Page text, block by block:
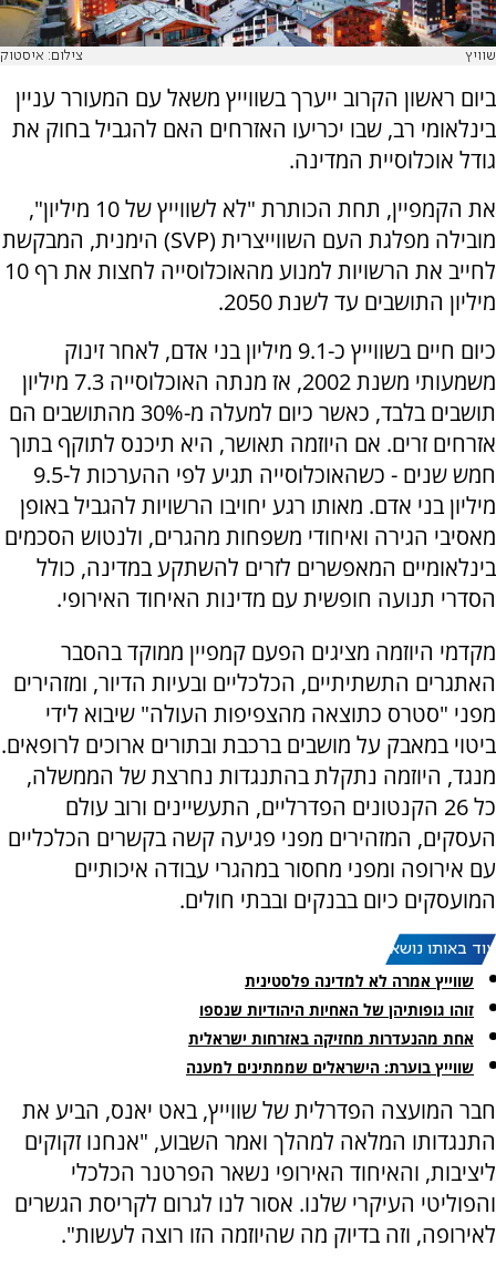
שוויץ צילום: איסטוק
ביום ראשון הקרוב ייערך בשווייץ משאל עם המעורר עניין
בינלאומי רב, שבו יכריעו האזרחים האם להגביל בחוק את
גודל אוכלוסיית המדינה.
את הקמפיין, תחת הכותרת "לא לשווייץ של 10 מיליון",
מובילה מפלגת העם השווייצרית (SVP) הימנית, המבקשת
לחייב את הרשויות למנוע מהאוכלוסייה לחצות את רף 10
מיליון התושבים עד לשנת 2050.
כיום חיים בשווייץ כ-9.1 מיליון בני אדם, לאחר זינוק
משמעותי משנת 2002, אז מנתה האוכלוסייה 7.3 מיליון
תושבים בלבד, כאשר כיום למעלה מ-30% מהתושבים הם
אזרחים זרים. אם היוזמה תאושר, היא תיכנס לתוקף בתוך
חמש שנים - כשהאוכלוסייה תגיע לפי ההערכות ל-9.5
מיליון בני אדם. מאותו רגע יחויבו הרשויות להגביל באופן
מאסיבי הגירה ואיחודי משפחות מהגרים, ולנטוש הסכמים
בינלאומיים המאפשרים לזרים להשתקע במדינה, כולל
הסדרי תנועה חופשית עם מדינות האיחוד האירופי.
מקדמי היוזמה מציגים הפעם קמפיין ממוקד בהסבר
האתגרים התשתיתיים, הכלכליים ובעיות הדיור, ומזהירים
מפני "סטרס כתוצאה מהצפיפות העולה" שיבוא לידי
ביטוי במאבק על מושבים ברכבת ובתורים ארוכים לרופאים.
מנגד, היוזמה נתקלת בהתנגדות נחרצת של הממשלה,
כל 26 הקנטונים הפדרליים, התעשיינים ורוב עולם
העסקים, המזהירים מפני פגיעה קשה בקשרים הכלכליים
עם אירופה ומפני מחסור במהגרי עבודה איכותיים
המועסקים כיום בבנקים ובבתי חולים.
עוד באותו נושא:
שווייץ אמרה לא למדינה פלסטינית
זוהו גופותיהן של האחיות היהודיות שנספו
אחת מהנעדרות מחזיקה באזרחות ישראלית
שווייץ בוערת: הישראלים שממתינים למענה
חבר המועצה הפדרלית של שווייץ, באט יאנס, הביע את
התנגדותו המלאה למהלך ואמר השבוע, "אנחנו זקוקים
ליציבות, והאיחוד האירופי נשאר הפרטנר הכלכלי
והפוליטי העיקרי שלנו. אסור לנו לגרום לקריסת הגשרים
לאירופה, וזה בדיוק מה שהיוזמה הזו רוצה לעשות".